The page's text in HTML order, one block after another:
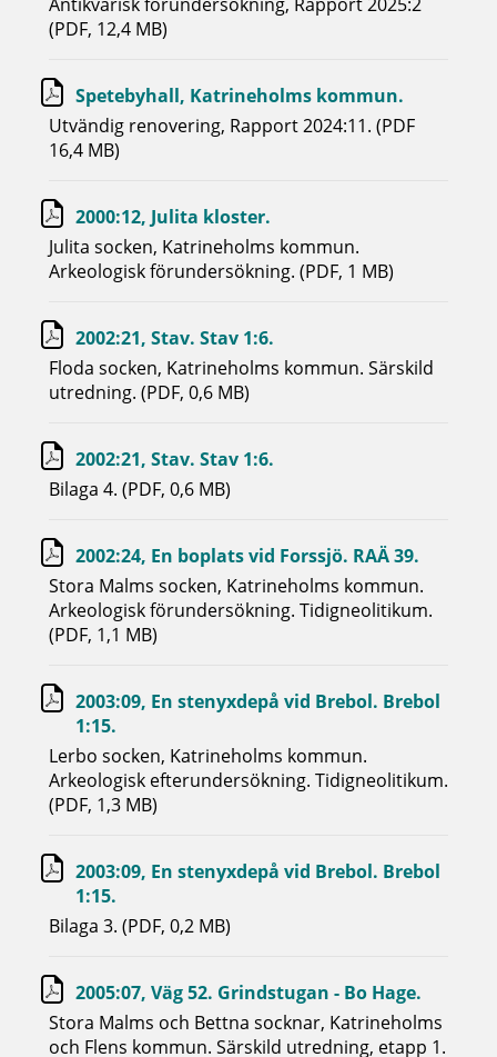
(PDF, 12,4 MB)
Spetebyhall, Katrineholms kommun.
Utvändig renovering, Rapport 2024:11. (PDF
16,4 MB)
2000:12, Julita kloster.
Julita socken, Katrineholms kommun.
Arkeologisk förundersökning. (PDF, 1 MB)
2002:21, Stav. Stav 1:6.
Floda socken, Katrineholms kommun. Särskild
utredning. (PDF, 0,6 MB)
2002:21, Stav. Stav 1:6.
Bilaga 4. (PDF, 0,6 MB)
2002:24, En boplats vid Forssjö. RAÄ 39.
Stora Malms socken, Katrineholms kommun.
Arkeologisk förundersökning. Tidigneolitikum.
(PDF, 1,1 MB)
2003:09, En stenyxdepå vid Brebol. Brebol
1:15.
Lerbo socken, Katrineholms kommun.
Arkeologisk efterundersökning. Tidigneolitikum.
(PDF, 1,3 MB)
2003:09, En stenyxdepå vid Brebol. Brebol
1:15.
Bilaga 3. (PDF, 0,2 MB)
2005:07, Väg 52. Grindstugan - Bo Hage.
Stora Malms och Bettna socknar, Katrineholms
och Flens kommun. Särskild utredning, etapp 1.